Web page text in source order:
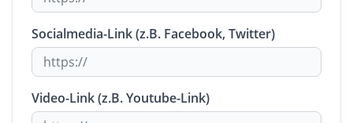
Socialmedia-Link (z.B. Facebook, Twitter)
Video-Link (z.B. Youtube-Link)